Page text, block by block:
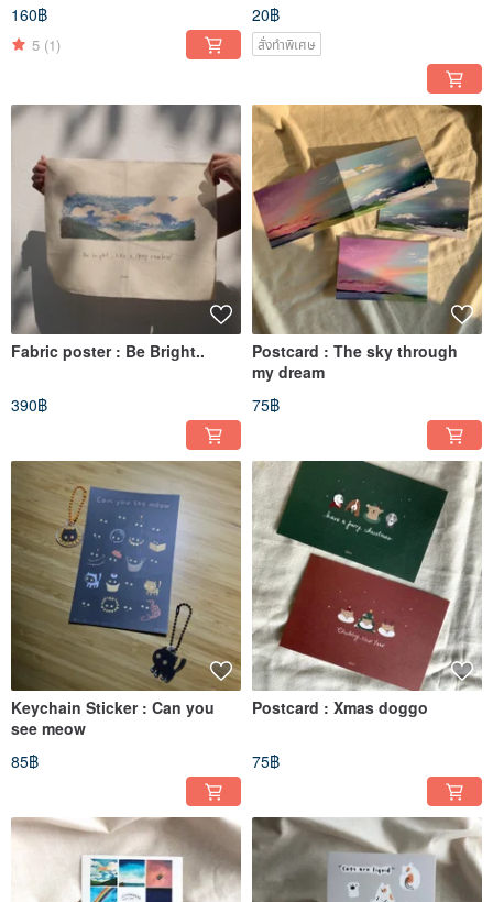
160฿
5 (1)
20฿
สั่งทำพิเศษ
Fabric poster : Be Bright..
390฿
Postcard : The sky through
my dream
75฿
Keychain Sticker : Can you
see meow
85฿
Postcard : Xmas doggo
75฿